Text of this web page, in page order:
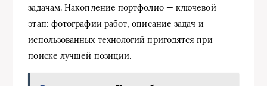
задачам. Накопление портфолио — ключевой
этап: фотографии работ, описание задач и
использованных технологий пригодятся при
поиске лучшей позиции.